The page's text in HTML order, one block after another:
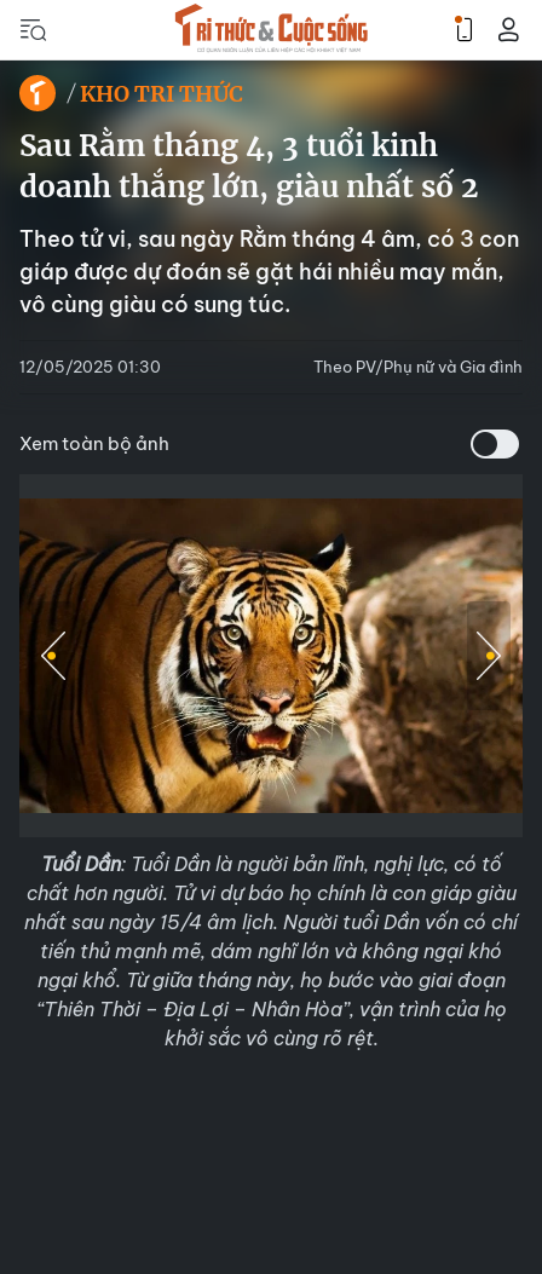
KHO TRI THỨC
Sau Rằm tháng 4, 3 tuổi kinh
doanh thắng lớn, giàu nhất số 2
Theo tử vi, sau ngày Rằm tháng 4 âm, có 3 con
giáp được dự đoán sẽ gặt hái nhiều may mắn,
vô cùng giàu có sung túc.
12/05/2025 01:30 Theo PV/Phụ nữ và Gia đình
Xem toàn bộ ảnh
Tuổi Dần: Tuổi Dần là người bản lĩnh, nghị lực, có tố
chất hơn người. Tử vi dự báo họ chính là con giáp giàu
nhất sau ngày 15/4 âm lịch. Người tuổi Dần vốn có chí
tiến thủ mạnh mẽ, dám nghĩ lớn và không ngại khó
ngại khổ. Từ giữa tháng này, họ bước vào giai đoạn
“Thiên Thời – Địa Lợi – Nhân Hòa”, vận trình của họ
khởi sắc vô cùng rõ rệt.